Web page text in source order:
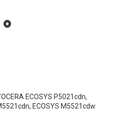
ECOSYS P5021cdn,
ECOSYS M5521cdw